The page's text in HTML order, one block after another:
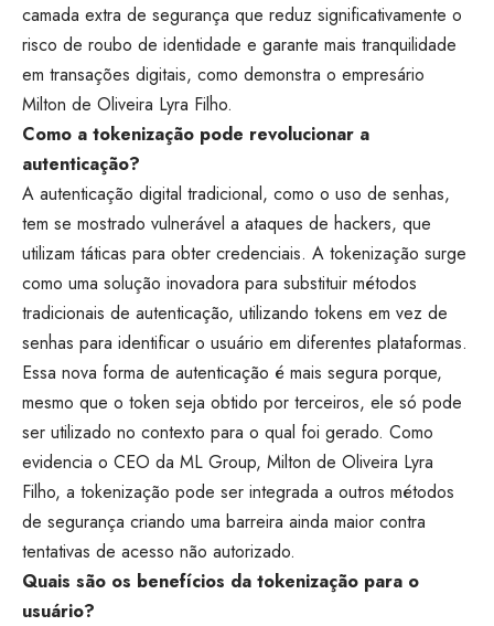
camada extra de segurança que reduz significativamente o
risco de roubo de identidade e garante mais tranquilidade
em transações digitais, como demonstra o empresário
Milton de Oliveira Lyra Filho.
Como a tokenização pode revolucionar a
autenticação?
A autenticação digital tradicional, como o uso de senhas,
tem se mostrado vulnerável a ataques de hackers, que
utilizam táticas para obter credenciais. A tokenização surge
como uma solução inovadora para substituir métodos
tradicionais de autenticação, utilizando tokens em vez de
senhas para identificar o usuário em diferentes plataformas.
Essa nova forma de autenticação é mais segura porque,
mesmo que o token seja obtido por terceiros, ele só pode
ser utilizado no contexto para o qual foi gerado. Como
evidencia o CEO da ML Group, Milton de Oliveira Lyra
Filho, a tokenização pode ser integrada a outros métodos
de segurança criando uma barreira ainda maior contra
tentativas de acesso não autorizado.
Quais são os benefícios da tokenização para o
usuário?